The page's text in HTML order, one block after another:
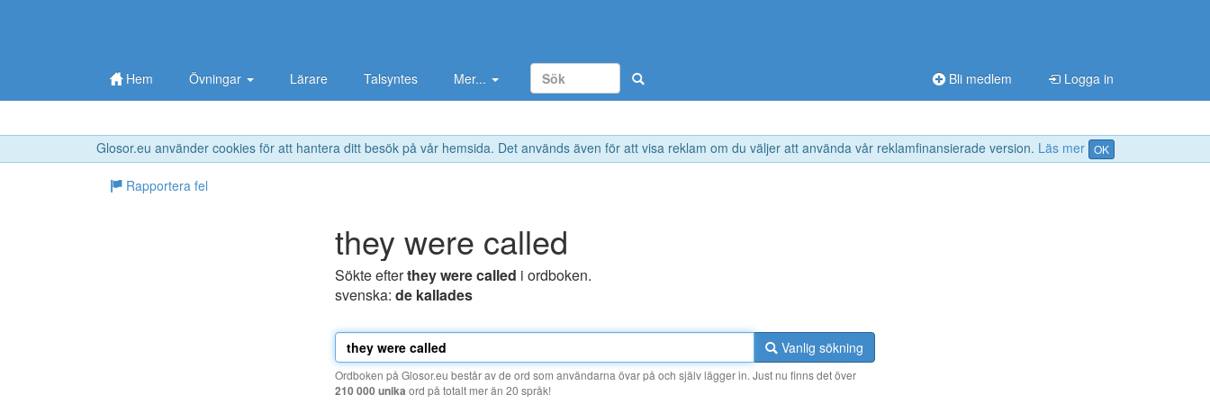
Glosor.eu använder cookies för att hantera ditt besök på vår hemsida. Det används även för att visa reklam om du väljer att använda vår reklamfinansierade version. Läs mer OK
Hem Övningar Lärare Talsyntes Mer... Bli medlem Logga in
Rapportera fel
they were called
Sökte efterthey were called i ordboken.
svenska: de kallades
Vanlig sökning
Ordboken på Glosor.eu består av de ord som användarna övar på och själv lägger in. Just nu finns det över
210 000 unika ord på totalt mer än 20 språk!